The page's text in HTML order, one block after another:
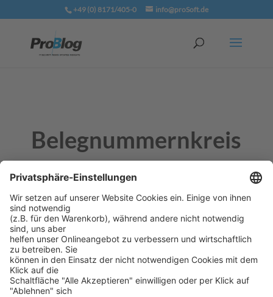
+49 (0) 8171/405-0 info@proSoft.de
Belegnummernkreis
Der Nummernbereich mit einem Start- und einem
Endwert, aus dem ein Beleg seine eigene eindeutige
Nummer bekommt.
Verwandte Begriffe:
Belegnummernintervall